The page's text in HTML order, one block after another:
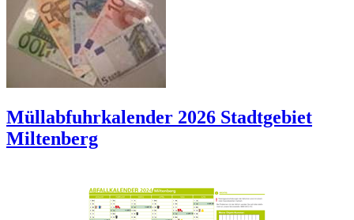
Müllabfuhrkalender 2026 Stadtgebiet
Miltenberg